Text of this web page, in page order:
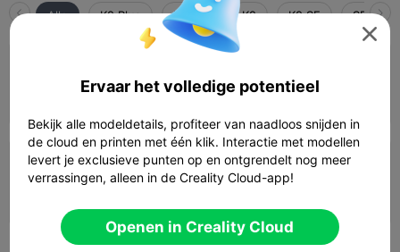
Alle K2 Plus K2 Pro K2 K2 SE SPARKX
Auteur  01h 15m  2 plates 
0.2mm layer, 2 walls, 15% infill

Ervaar het volledige potentieel
Bekijk alle modeldetails, profiteer van naadloos snijden in
de cloud en printen met één klik. Interactie met modellen
levert je exclusieve punten op en ontgrendelt nog meer
verrassingen, alleen in de Creality Cloud-app!
Openen in Creality Cloud